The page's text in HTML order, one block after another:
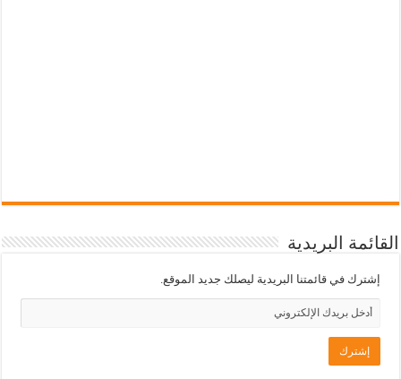
القائمة البريدية
إشترك في قائمتنا البريدية ليصلك جديد الموقع.